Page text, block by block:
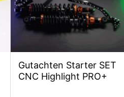
Gutachten Starter SET
CNC Highlight PRO+